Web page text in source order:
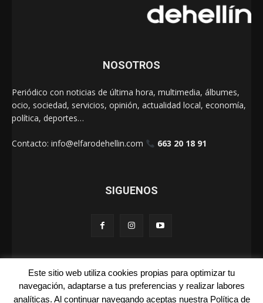
NOSOTROS
Periódico con noticias de última hora, multimedia, álbumes,
ocio, sociedad, servicios, opinión, actualidad local, economía,
política, deportes…
Contacto: info@elfarodehellin.com 663 20 18 91
SIGUENOS
El Faro de Hellín 2025
Este sitio web utiliza cookies propias para optimizar tu
navegación, adaptarse a tus preferencias y realizar labores
analíticas. Al continuar navegando aceptas nuestra Política de